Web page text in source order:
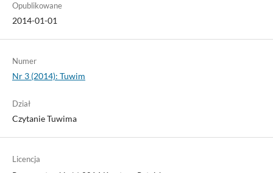
Opublikowane
2014-01-01
Numer
Nr 3 (2014): Tuwim
Dział
Czytanie Tuwima
Licencja